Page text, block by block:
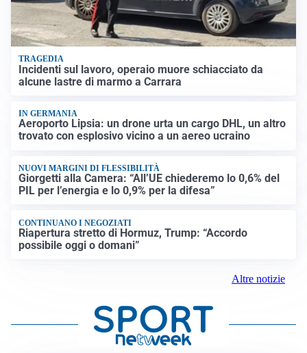
TRAGEDIA
Incidenti sul lavoro, operaio muore schiacciato da
alcune lastre di marmo a Carrara
IN GERMANIA
Aeroporto Lipsia: un drone urta un cargo DHL, un altro
trovato con esplosivo vicino a un aereo ucraino
NUOVI MARGINI DI FLESSIBILITÀ
Giorgetti alla Camera: “All’UE chiederemo lo 0,6% del
PIL per l’energia e lo 0,9% per la difesa”
CONTINUANO I NEGOZIATI
Riapertura stretto di Hormuz, Trump: “Accordo
possibile oggi o domani”
Altre notizie